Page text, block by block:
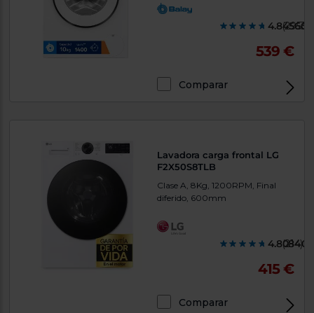
(2953)
539 €
Comparar
Lavadora carga frontal LG
F2X50S8TLB
Clase A, 8Kg, 1200RPM, Final
diferido, 600mm
(214)
415 €
Comparar